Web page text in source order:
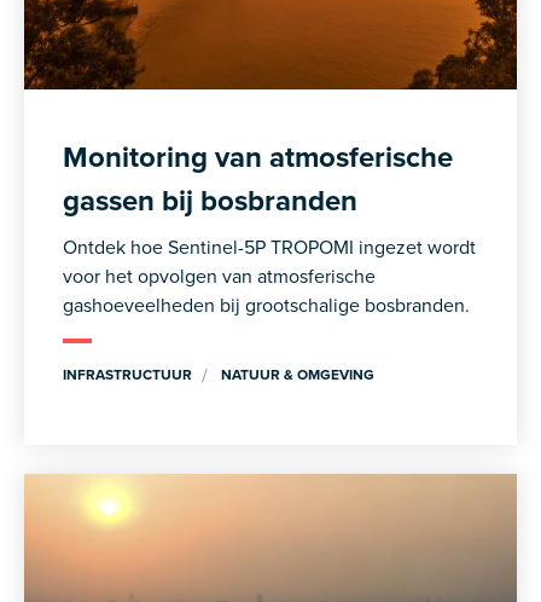
Monitoring van atmosferische
gassen bij bosbranden
Ontdek hoe Sentinel-5P TROPOMI ingezet wordt
voor het opvolgen van atmosferische
gashoeveelheden bij grootschalige bosbranden.
INFRASTRUCTUUR NATUUR & OMGEVING